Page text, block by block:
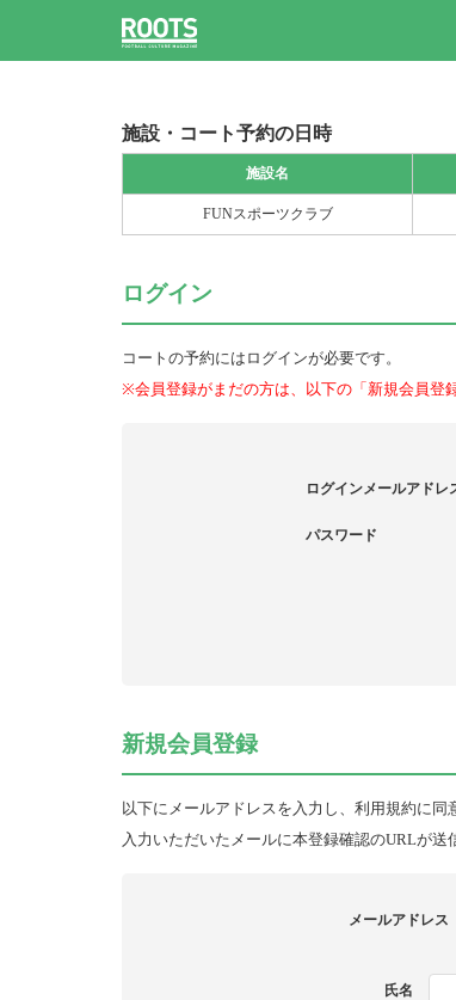
施設・コート予約の日時
施設名
FUNスポーツクラブ
ログイン
コートの予約にはログインが必要です。
※会員登録がまだの方は、以下の「新規会員登
ログインメールアドレ
パスワード
新規会員登録
以下にメールアドレスを入力し、利用規約に同
入力いただいたメールに本登録確認のURLが送
メールアドレス
氏名